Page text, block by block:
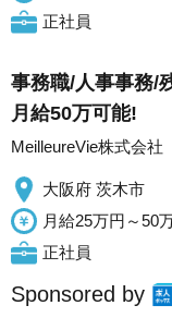
正社員
事務職/人事事務/
月給50万可能!
MeilleureVie株式会社
大阪府 茨木市
月給25万円～50
正社員
Sponsored by